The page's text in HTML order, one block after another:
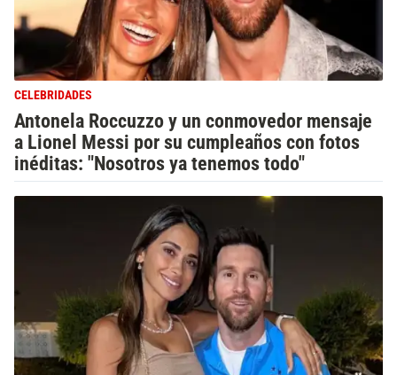
CELEBRIDADES
Antonela Roccuzzo y un conmovedor mensaje
a Lionel Messi por su cumpleaños con fotos
inéditas: "Nosotros ya tenemos todo"